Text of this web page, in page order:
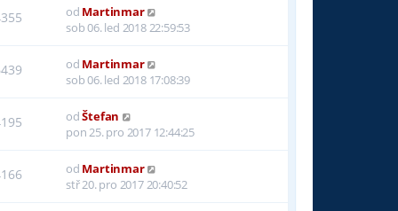
od Martinmar
sob 06. led 2018 22:59:53
od Martinmar
sob 06. led 2018 17:08:39
odŠtefan
pon 25. pro 2017 12:44:25
od Martinmar
stř 20. pro 2017 20:40:52